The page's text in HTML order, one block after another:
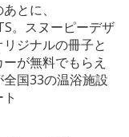
とに、
。スヌーピーデザ
ジナルの冊子と
が無料でもらえ
全国33の温浴施設